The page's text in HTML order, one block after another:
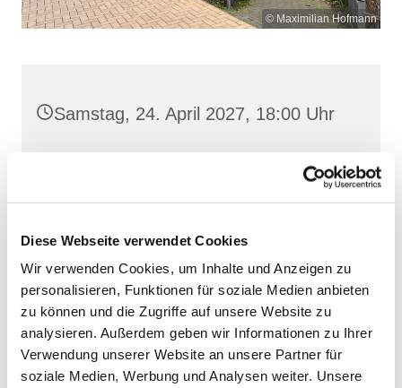
Diese Webseite verwendet Cookies
Wir verwenden Cookies, um Inhalte und Anzeigen zu
personalisieren, Funktionen für soziale Medien anbieten
zu können und die Zugriffe auf unsere Website zu
analysieren. Außerdem geben wir Informationen zu Ihrer
Verwendung unserer Website an unsere Partner für
soziale Medien, Werbung und Analysen weiter. Unsere
© Maximilian Hofmann
Samstag, 24. April 2027, 18:00 Uhr
St. Josef, Stralsund, Jungfernstieg